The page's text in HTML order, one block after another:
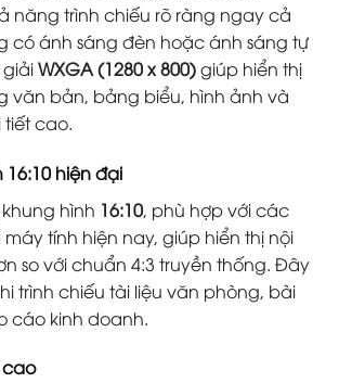
năng trình chiếu rõ ràng ngay cả
có ánh sáng đèn hoặc ánh sáng tự
WXGA (1280 x 800)giúp hiển thị
văn bản, bảng biểu, hình ảnh và
tiết cao.
16:10 hiện đại
hình 16:10, phù hợp với các
tính hiện nay, giúp hiển thị nội
so với chuẩn 4:3 truyền thống. Đây
trình chiếu tài liệu văn phòng, bài
cáo kinh doanh.